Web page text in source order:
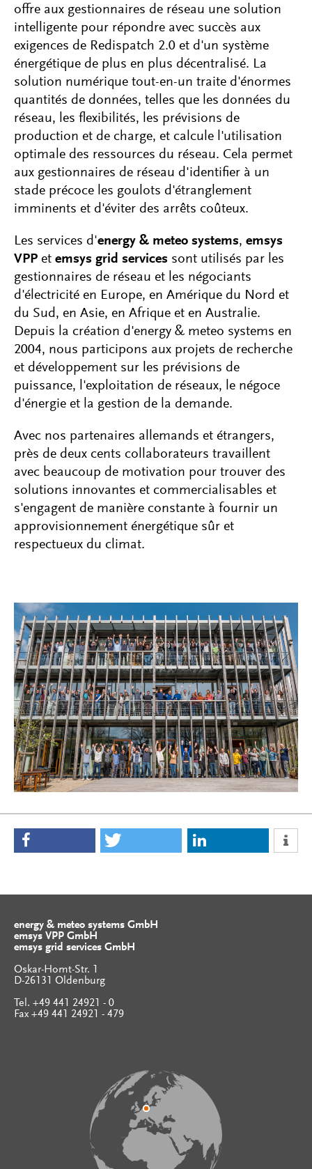
offre aux gestionnaires de réseau une solution
intelligente pour répondre avec succès aux
exigences de Redispatch 2.0 et d'un système
énergétique de plus en plus décentralisé. La
solution numérique tout-en-un traite d'énormes
quantités de données, telles que les données du
réseau, les flexibilités, les prévisions de
production et de charge, et calcule l'utilisation
optimale des ressources du réseau. Cela permet
aux gestionnaires de réseau d'identifier à un
stade précoce les goulots d'étranglement
imminents et d'éviter des arrêts coûteux.
Les services d'energy & meteo systems, emsys
VPP et emsys grid services sont utilisés par les
gestionnaires de réseau et les négociants
d'électricité en Europe, en Amérique du Nord et
du Sud, en Asie, en Afrique et en Australie.
Depuis la création d'energy & meteo systems en
2004, nous participons aux projets de recherche
et développement sur les prévisions de
puissance, l'exploitation de réseaux, le négoce
d'énergie et la gestion de la demande.
Avec nos partenaires allemands et étrangers,
près de deux cents collaborateurs travaillent
avec beaucoup de motivation pour trouver des
solutions innovantes et commercialisables et
s'engagent de manière constante à fournir un
approvisionnement énergétique sûr et
respectueux du climat.
energy & meteo systems GmbH
emsys VPP GmbH
emsys grid services GmbH
Oskar-Homt-Str. 1
D-26131 Oldenburg
Tel. +49 441 24921 - 0
Fax +49 441 24921 - 479